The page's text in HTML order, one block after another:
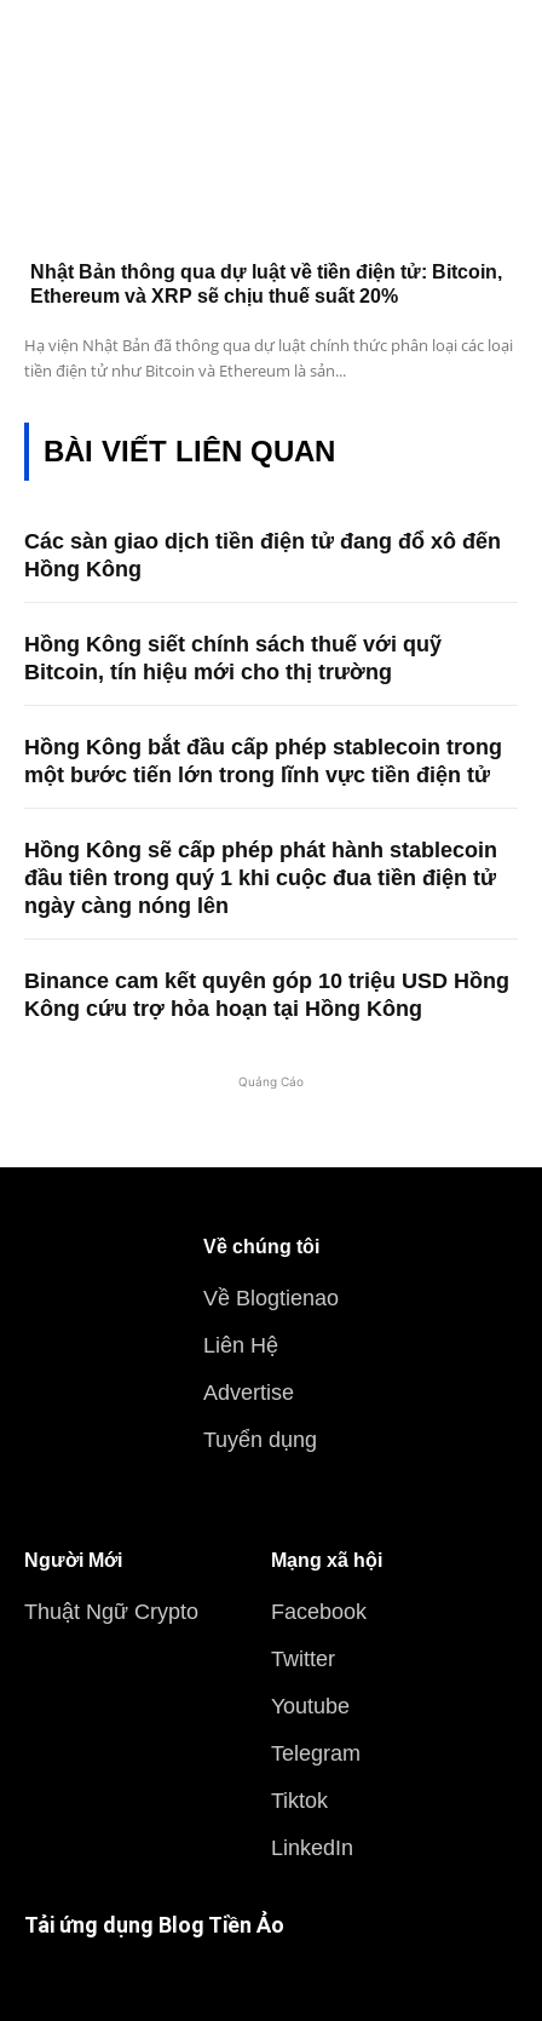
Nhật Bản thông qua dự luật về tiền điện tử: Bitcoin,
Ethereum và XRP sẽ chịu thuế suất 20%
Hạ viện Nhật Bản đã thông qua dự luật chính thức phân loại các loại
tiền điện tử như Bitcoin và Ethereum là sản...
BÀI VIẾT LIÊN QUAN
Các sàn giao dịch tiền điện tử đang đổ xô đến
Hồng Kông
Hồng Kông siết chính sách thuế với quỹ
Bitcoin, tín hiệu mới cho thị trường
Hồng Kông bắt đầu cấp phép stablecoin trong
một bước tiến lớn trong lĩnh vực tiền điện tử
Hồng Kông sẽ cấp phép phát hành stablecoin
đầu tiên trong quý 1 khi cuộc đua tiền điện tử
ngày càng nóng lên
Binance cam kết quyên góp 10 triệu USD Hồng
Kông cứu trợ hỏa hoạn tại Hồng Kông
Quảng Cáo
Về chúng tôi
Về Blogtienao
Liên Hệ
Advertise
Tuyển dụng
Người Mới
Thuật Ngữ Crypto
Mạng xã hội
Facebook
Twitter
Youtube
Telegram
Tiktok
LinkedIn
Tải ứng dụng Blog Tiền Ảo